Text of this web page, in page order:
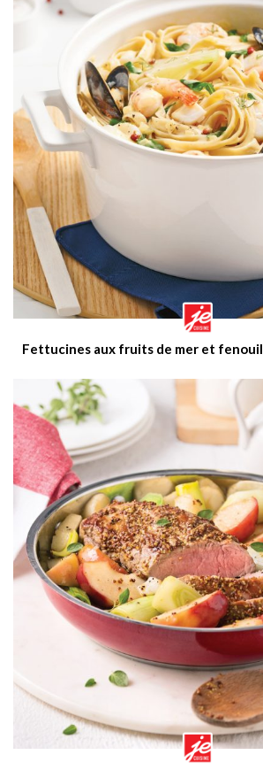
Fettucines aux fruits de mer et fenouil